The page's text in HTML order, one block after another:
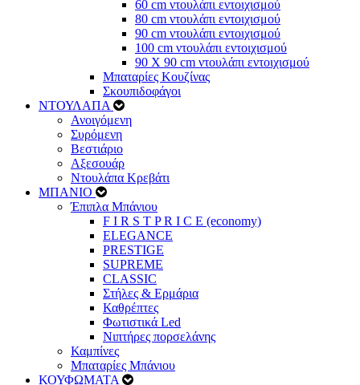
60 cm ντουλάπι εντοιχισμού
80 cm ντουλάπι εντοιχισμού
90 cm ντουλάπι εντοιχισμού
100 cm ντουλάπι εντοιχισμού
90 Χ 90 cm ντουλάπι εντοιχισμού
Μπαταρίες Κουζίνας
Σκουπιδοφάγοι
ΝΤΟΥΛΑΠΑ
Ανοιγόμενη
Συρόμενη
Βεστιάριο
Αξεσουάρ
Ντουλάπα Κρεβάτι
ΜΠΑΝΙΟ
Έπιπλα Μπάνιου
F I R S T P R I C E (economy)
ELEGANCE
PRESTIGE
SUPREME
CLASSIC
Στήλες & Ερμάρια
Καθρέπτες
Φωτιστικά Led
Νιπτήρες πορσελάνης
Καμπίνες
Μπαταρίες Μπάνιου
ΚΟΥΦΩΜΑΤΑ